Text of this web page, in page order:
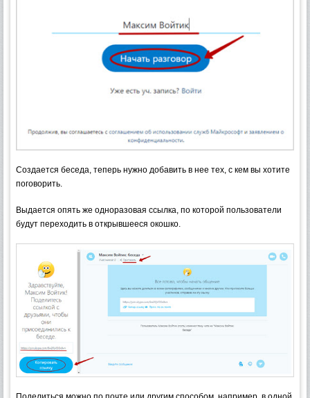
Создается беседа, теперь нужно добавить в нее тех, с кем вы хотите
поговорить.
Выдается опять же одноразовая ссылка, по которой пользователи
будут переходить в открывшееся окошко.